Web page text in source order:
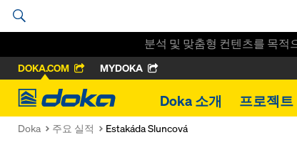
분석 및 맞춤형 컨텐츠를 목적
DOKA.COM MYDOKA
Doka
Doka 소개 프로젝트
Doka 주요 실적 Estakáda Sluncová